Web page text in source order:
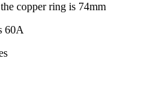
copper ring is 74mm
60A